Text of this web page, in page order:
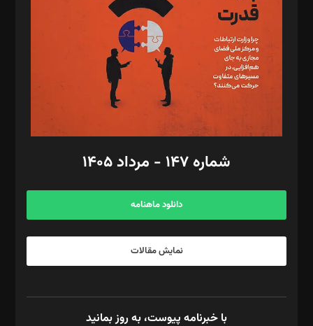
رستمی،مصطفی باستان
ویرایش: نگار استاد‌‌آقا
طراح یونیفرم: مجید توکلی
فیلمبرداری و عکاسی: امیر شفیعی، مانی لطفی زاده
گرافیک و صفحه‌آرایی: سید‌سبحان‌علی ثابت
مد‌یر توسعه تجاری: کامبیز برید‌
امور مالی: شاپور رهبری، محمد‌ کاظمی‌نیا
آگهی و مشترکین: ۰۹۱۹۹۹۹۰۴۵۴
شماره ۱۴۷ - مرداد ۱۴۰۵
دانلود ماهنامه
نمایش مقالات
با خبرنامه پیوست، به روز بمانید